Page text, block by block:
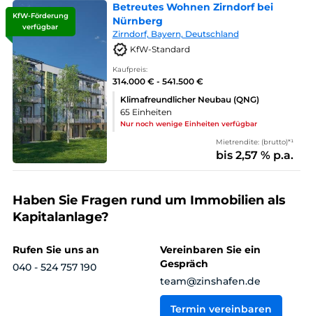
KfW-Förderung
verfügbar
Betreutes Wohnen Zirndorf bei
Nürnberg
Zirndorf, Bayern, Deutschland
KfW-Standard
Kaufpreis:
314.000 € - 541.500 €
Klimafreundlicher Neubau (QNG)
65 Einheiten
Nur noch wenige Einheiten verfügbar
Mietrendite: (brutto)*¹
bis 2,57 % p.a.
Haben Sie Fragen rund um Immobilien als
Kapitalanlage?
Rufen Sie uns an
040 - 524 757 190
Vereinbaren Sie ein
Gespräch
team@zinshafen.de
Termin vereinbaren